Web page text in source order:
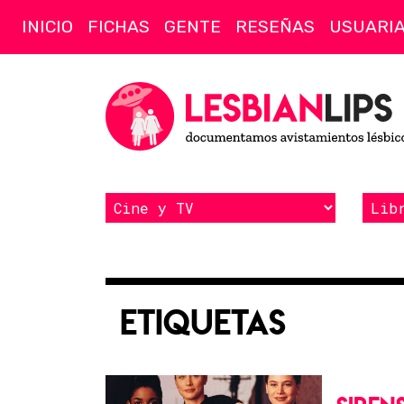
INICIO FICHAS GENTE RESEÑAS
Etiquetas